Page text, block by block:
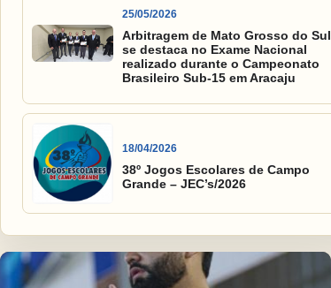
25/05/2026
Arbitragem de Mato Grosso do Sul
se destaca no Exame Nacional
realizado durante o Campeonato
Brasileiro Sub-15 em Aracaju
18/04/2026
38º Jogos Escolares de Campo
Grande – JEC’s/2026